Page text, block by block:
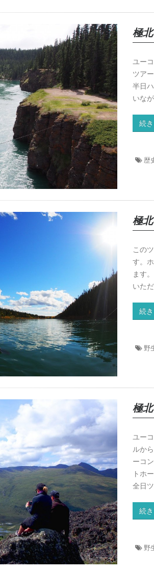
極
ユー
ツア
半日
いな
続
歴
極
この
す。
ます
いた
続
野
極
ユー
ルか
ーコ
トホ
全日
続
野